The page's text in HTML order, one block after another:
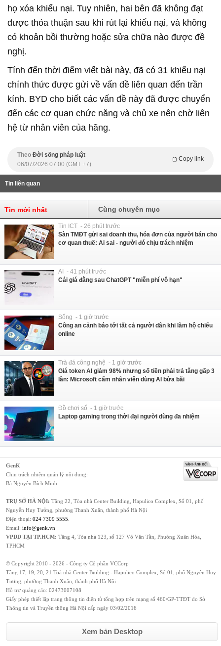
họ xóa khiếu nại. Tuy nhiên, hai bên đã không đạt
được thỏa thuận sau khi rút lại khiếu nại, và không
có khoản bồi thường hoặc sửa chữa nào được đề
nghị.
Tính đến thời điểm viết bài này, đã có 31 khiếu nại
chính thức được gửi về vấn đề liên quan đến trần
kính. BYD cho biết các vấn đề này đã được chuyển
đến các cơ quan chức năng và chủ xe nên chờ liên
hệ từ nhân viên của hãng.
Theo Đời sống pháp luật
Copy link
06/07/2026 07:00 (GMT +7)
Tin liên quan
Tin mới nhất Cùng chuyên mục
Tin ICT - 26 phút trước
Sàn TMĐT gửi sai doanh thu, hóa đơn của người bán cho
cơ quan thuế: Ai sai - người đó chịu trách nhiệm
AI - 41 phút trước
Cái giá đằng sau ChatGPT "miễn phí vô hạn"
Sống - 1 giờ trước
Công an cảnh báo tới tất cả người dân khi làm hộ chiếu
online
Trà đá công nghệ - 1 giờ trước
Giá token AI giảm 98% nhưng số tiền phải trả tăng gấp 3
lần: Microsoft cấm nhân viên dùng AI bừa bãi
Đồ chơi số - 1 giờ trước
Laptop gaming trong thời đại người dùng đa nhiệm
GenK
Chịu trách nhiệm quản lý nội dung:
Bà Nguyễn Bích Minh
TRỤ SỞ HÀ NỘI: Tầng 22, Tòa nhà Center Building, Hapulico Complex, Số 01, phố
Nguyễn Huy Tưởng, phường Thanh Xuân, thành phố Hà Nội
Điện thoại: 024 7309 5555
Email: info@genk.vn
VPĐD TẠI TP.HCM: Tầng 4, Tòa nhà 123, số 127 Võ Văn Tần, Phường Xuân Hòa,
TPHCM
© Copyright 2010 - 2026 - Công ty Cổ phần VCCorp
Tầng 17, 19, 20, 21 Toà nhà Center Building - Hapulico Complex, Số 01, phố Nguyễn Huy
Tưởng, phường Thanh Xuân, thành phố Hà Nội
Hỗ trợ quảng cáo: 02473007108
Giấy phép thiết lập trang thông tin điện tử tổng hợp trên mạng số 460/GP-TTĐT do Sở
Thông tin và Truyền thông Hà Nội cấp ngày 03/02/2016
Xem bản Desktop